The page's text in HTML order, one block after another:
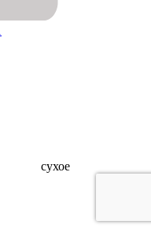
сухое